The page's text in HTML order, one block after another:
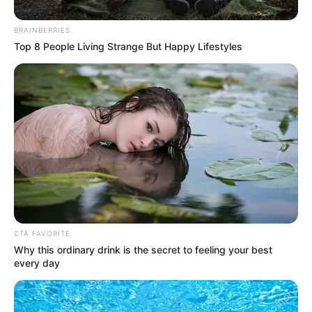
El ente fiscalizador determinó también un total de ocho
hallazgos en el desarrollo de la auditoría exprés que se
adentrará en el campus universitario, en lo que se refiere
a la terminación de la obra correspondiente a la Facultad
BRAINBERRIES
Top 8 People Living Strange But Happy Lifestyles
CTA FAVORITE
Why this ordinary drink is the secret to feeling your best
every day